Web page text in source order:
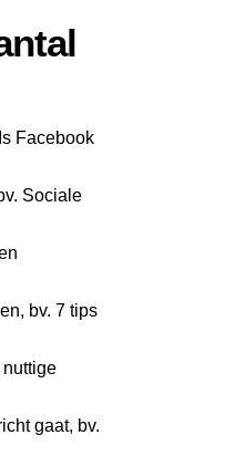
Facebook
Sociale
bv. 7 tips
gaat, bv.